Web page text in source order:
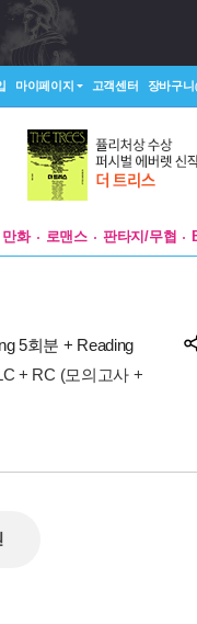
마이페이지 고객센터 장바구니
만화 로맨스 판타지/무협
5회분 + Reading
+ RC (모의고사 +